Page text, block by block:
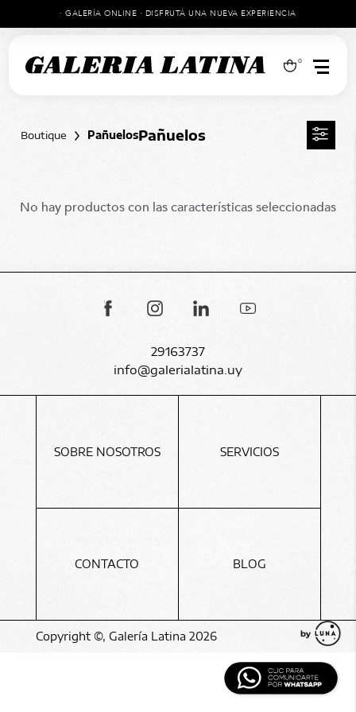
· GALERÍA ONLINE · DISFRUTÁ UNA NUEVA EXPERIENCIA
0
Boutique PañuelosPañuelos
No hay productos con las características seleccionadas
29163737
info@galerialatina.uy
SOBRE NOSOTROS SERVICIOS
CONTACTO BLOG
Copyright ©, Galería Latina 2026